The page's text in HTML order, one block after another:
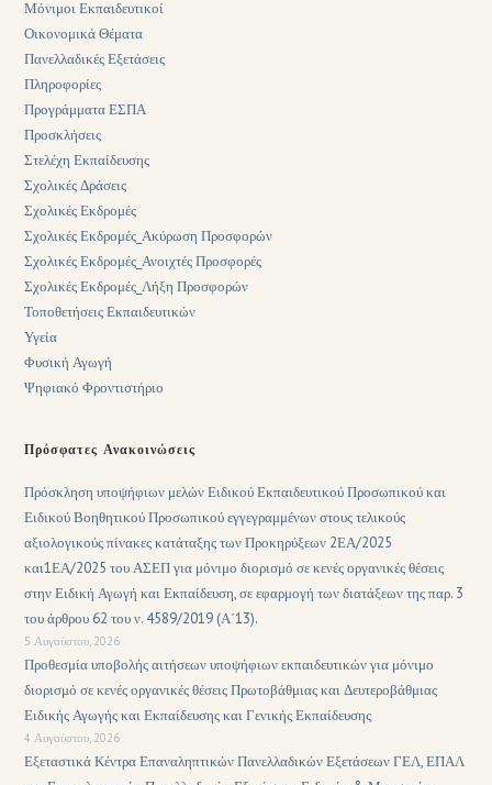
Μόνιμοι Εκπαιδευτικοί
Οικονομικά Θέματα
Πανελλαδικές Εξετάσεις
Πληροφορίες
Προγράμματα ΕΣΠΑ
Προσκλήσεις
Στελέχη Εκπαίδευσης
Σχολικές Δράσεις
Σχολικές Εκδρομές
Σχολικές Εκδρομές_Ακύρωση Προσφορών
Σχολικές Εκδρομές_Ανοιχτές Προσφορές
Σχολικές Εκδρομές_Λήξη Προσφορών
Τοποθετήσεις Εκπαιδευτικών
Υγεία
Φυσική Αγωγή
Ψηφιακό Φροντιστήριο
Πρόσφατες Ανακοινώσεις
Πρόσκληση υποψήφιων μελών Ειδικού Εκπαιδευτικού Προσωπικού και
Ειδικού Βοηθητικού Προσωπικού εγγεγραμμένων στους τελικούς
αξιολογικούς πίνακες κατάταξης των Προκηρύξεων 2ΕΑ/2025
και1ΕΑ/2025 του ΑΣΕΠ για μόνιμο διορισμό σε κενές οργανικές θέσεις
στην Ειδική Αγωγή και Εκπαίδευση, σε εφαρμογή των διατάξεων της παρ. 3
του άρθρου 62 του ν. 4589/2019 (Α΄13).
5 Αυγούστου, 2026
Προθεσμία υποβολής αιτήσεων υποψήφιων εκπαιδευτικών για μόνιμο
διορισμό σε κενές οργανικές θέσεις Πρωτοβάθμιας και Δευτεροβάθμιας
Ειδικής Αγωγής και Εκπαίδευσης και Γενικής Εκπαίδευσης
4 Αυγούστου, 2026
Εξεταστικά Κέντρα Επαναληπτικών Πανελλαδικών Εξετάσεων ΓΕΛ, ΕΠΑΛ